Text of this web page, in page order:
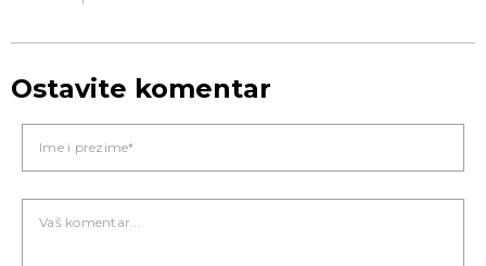
Ostavite komentar